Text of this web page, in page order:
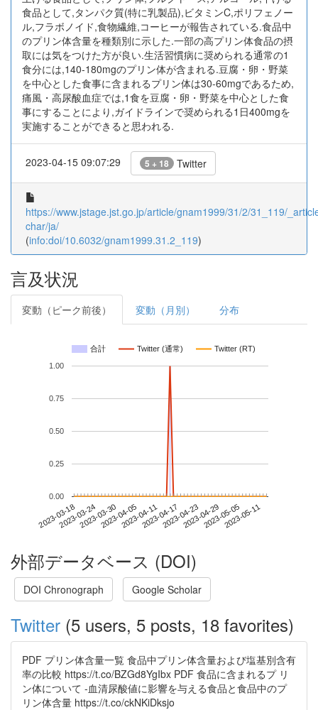
食品として,タンパク質(特に乳製品),ビタミンC,ポリフェノー
ル,フラボノイド,食物繊維,コーヒーが報告されている.食品中
のプリン体含量を種類別に示した.一部の高プリン体食品の摂
取には気をつけた方が良い.生活習慣病に奨められる通常の1
食分には,140-180mgのプリン体が含まれる.豆腐・卵・野菜
を中心とした食事に含まれるプリン体は30-60mgであるため,
痛風・高尿酸血症では,1食を豆腐・卵・野菜を中心とした食
事にすることにより,ガイドラインで奨められる1日400mgを
実施することができると思われる.
2023-04-15 09:07:29 5 + 18 Twitter
https://www.jstage.jst.go.jp/article/gnam1999/31/2/31_119/
char/ja/
(info:doi/10.6032/gnam1999.31.2_119)
言及状況
変動（ピーク前後） 変動（月別） 分布
合計 Twitter (通常) Twitter (RT)
2023-03-182023-03-242023-03-302023-04-052023-04-112023-04-172023-04-232023-04-292023-05-052023-05-11
0.00
0.25
0.50
0.75
1.00
外部データベース (DOI)
DOI Chronograph Google Scholar
Twitter (5 users, 5 posts, 18 favorites)
PDF プリン体含量一覧 食品中プリン体含量および塩基別含有
率の比較 https://t.co/BZGd8YgIbx PDF 食品に含まれるプ リ
ン体について -血清尿酸値に影響を与える食品と食品中のプ
リン体含量 https://t.co/ckNKiDksjo